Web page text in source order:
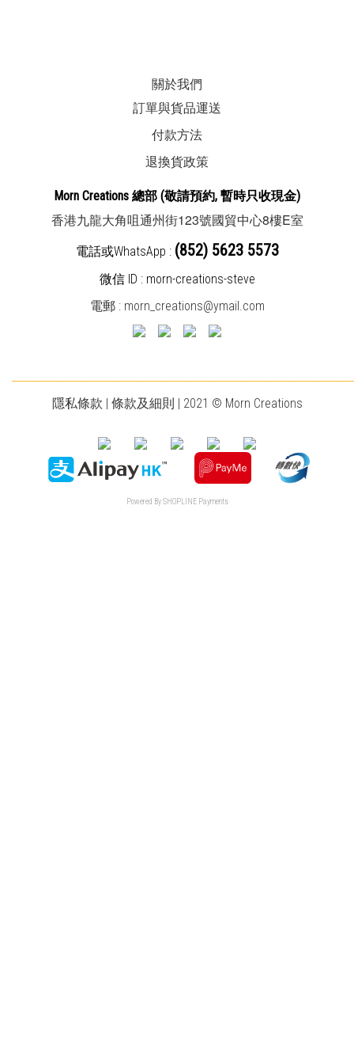
關於我們
訂單與貨品運送
付款方法
退換貨政策
Morn Creations 總部 (敬請預約, 暫時只收現金)
香港九龍大角咀通州街123號國貿中心8樓E室
電話或WhatsApp : (852) 5623 5573
微信 ID : morn-creations-steve
電郵 : morn_creations@ymail.com
隱私條款 | 條款及細則 | 2021 © Morn Creations
Powered BySHOPLINE Payments